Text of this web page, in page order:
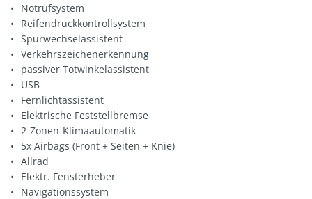
Notrufsystem
Reifendruckkontrollsystem
Spurwechselassistent
Verkehrszeichenerkennung
passiver Totwinkelassistent
USB
Fernlichtassistent
Elektrische Feststellbremse
2-Zonen-Klimaautomatik
5x Airbags (Front + Seiten + Knie)
Allrad
Elektr. Fensterheber
Navigationssystem